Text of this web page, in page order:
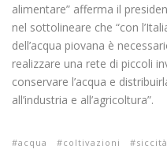
alimentare” afferma il
nel sottolineare che “con
dell’acqua piovana è
realizzare una rete di piccoli
conservare l’acqua e
all’industria e all’agricoltura”.
acqua coltivazioni siccità